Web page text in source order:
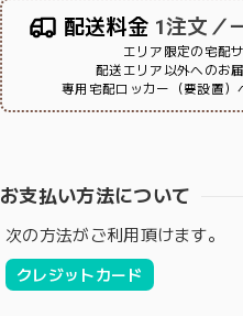
配送料金 1注文／
エリア限定の宅配
配送エリア以外へのお
専用宅配ロッカー（要設置）
お支払い方法について
次の方法がご利用頂けます。
クレジットカード